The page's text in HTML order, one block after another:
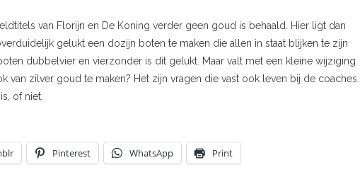
van Florijn en De Koning verder geen goud is behaald. Hier ligt dan
gelukt een dozijn boten te maken die allen in staat blijken te zijn
dubbelvier en vierzonder is dit gelukt. Maar valt met een kleine wijziging
van zilver goud te maken? Het zijn vragen die vast ook leven bij de coaches.
of niet.
Pinterest WhatsApp Print